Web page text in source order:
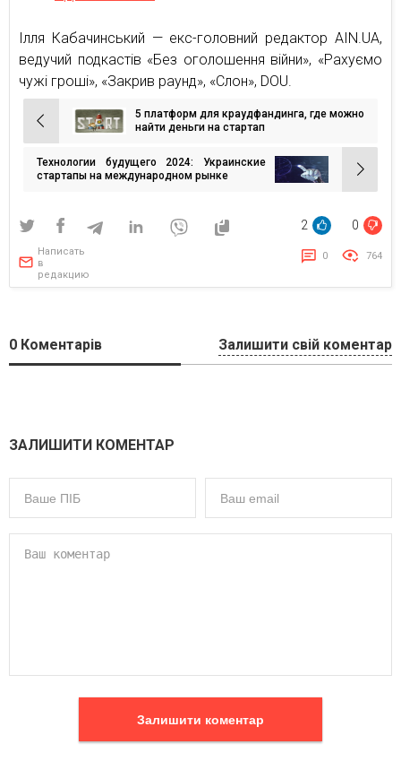
Ілля Кабачинський — екс-головний редактор AIN.UA,
ведучий подкастів «Без оголошення війни», «Рахуємо
чужі гроші», «Закрив раунд», «Слон», DOU.
Навигация
по
записям
5 платформ для краудфандинга, где можно
найти деньги на стартап
Технологии будущего 2024: Украинские
стартапы на международном рынке
2 0
Написать
в
редакцию
0 764
0 Коментарів Залишити свій коментар
ЗАЛИШИТИ КОМЕНТАР
Залишити коментар